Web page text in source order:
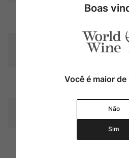
Graduação Alcóoli
Amadurecimento
Boas
Você é maior de
Não
Sim